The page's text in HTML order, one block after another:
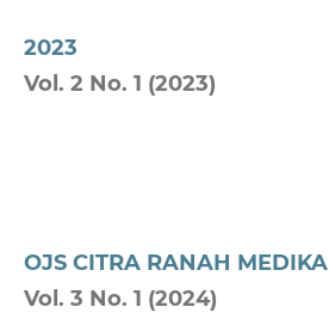
2023
Vol. 2 No. 1 (2023)
OJS CITRA RANAH MEDIKA
Vol. 3 No. 1 (2024)